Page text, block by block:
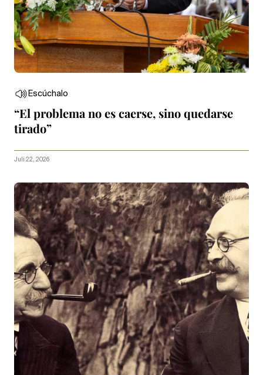
Escúchalo
“El problema no es caerse, sino quedarse
tirado”
Juli 22, 2026